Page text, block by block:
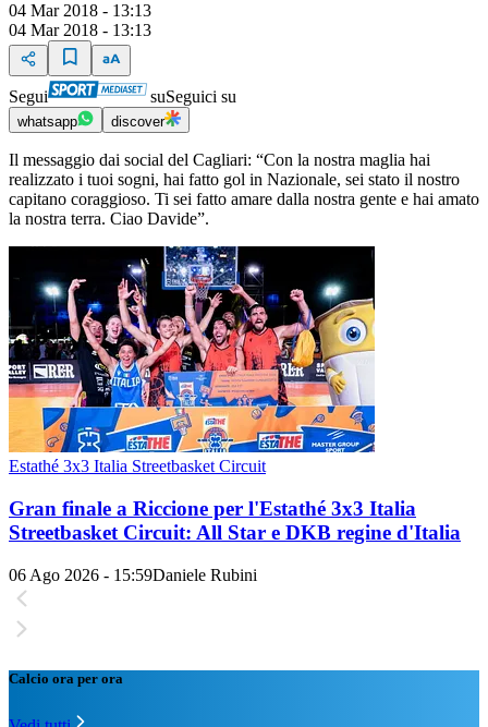
04 Mar 2018 - 13:13
04 Mar 2018 - 13:13
Segui suSeguici su
whatsapp discover
Il messaggio dai social del Cagliari: “Con la nostra maglia hai
realizzato i tuoi sogni, hai fatto gol in Nazionale, sei stato il nostro
capitano coraggioso. Ti sei fatto amare dalla nostra gente e hai amato
la nostra terra. Ciao Davide”.
Estathé 3x3 Italia Streetbasket Circuit
Gran finale a Riccione per l'Estathé 3x3 Italia
Streetbasket Circuit: All Star e DKB regine d'Italia
06 Ago 2026 - 15:59Daniele Rubini
Calcio ora per ora